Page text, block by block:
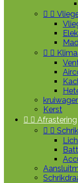
 
 
Kerst
  Afrastering
 